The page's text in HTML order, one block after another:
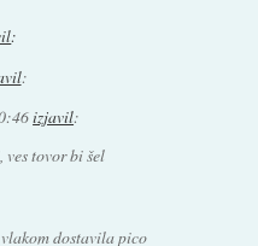
:
:
izjavil:
ves tovor bi šel
dostavila pico